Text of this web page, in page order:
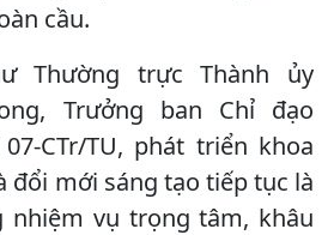
cầu.
Thường trực Thành ủy
Trưởng ban Chỉ đạo
CTr/TU, phát triển khoa
đổi mới sáng tạo tiếp tục là
vụ trọng tâm, khâu